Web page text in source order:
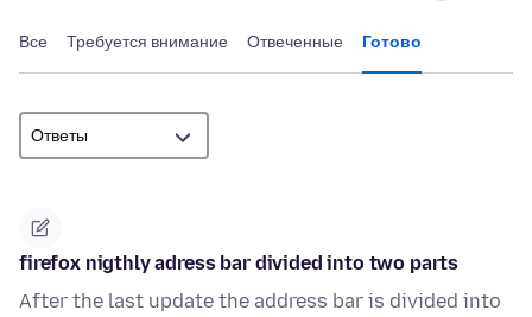
Все Требуется внимание Отвеченные Готово
firefox nigthly adress bar divided into two parts
After the last update the address bar is divided into